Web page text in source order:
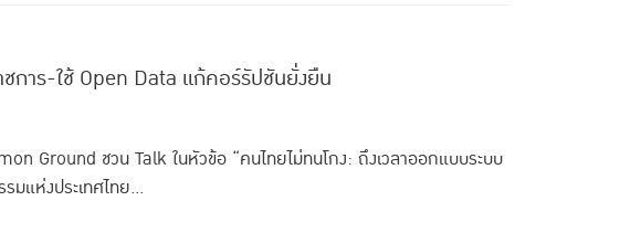
ชการ-ใช้ Open Data แก้คอร์รัปชันยั่งยืน
Ground ชวน Talk ในหัวข้อ “คนไทยไม่ทนโกง: ถึงเวลาออกแบบระบบ
แห่งประเทศไทย...